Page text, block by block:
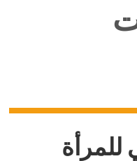
للمرأة